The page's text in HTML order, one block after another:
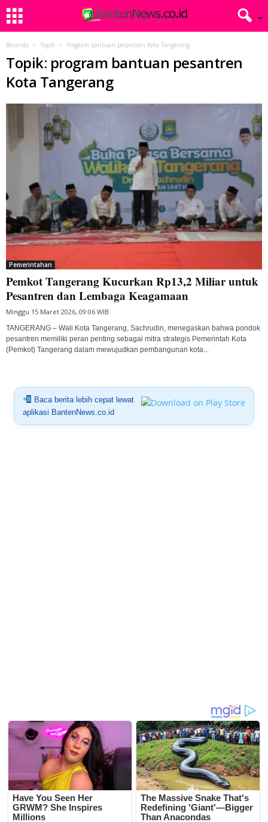
Beranda Topik Program bantuan pesantren Kota Tangerang
Topik: program bantuan pesantren
Kota Tangerang
Pemerintahan
Pemkot Tangerang Kucurkan Rp13,2 Miliar untuk
Pesantren dan Lembaga Keagamaan
Minggu 15 Maret 2026, 09:06 WIB
TANGERANG – Wali Kota Tangerang, Sachrudin, menegaskan bahwa pondok
pesantren memiliki peran penting sebagai mitra strategis Pemerintah Kota
(Pemkot) Tangerang dalam mewujudkan pembangunan kota...
Baca berita lebih cepat lewat
aplikasi BantenNews.co.id